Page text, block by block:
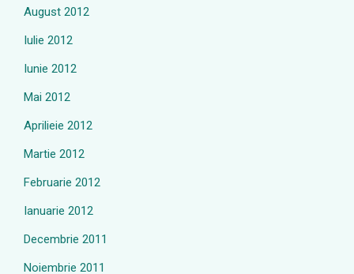
August 2012
Iulie 2012
Iunie 2012
Mai 2012
Aprilieie 2012
Martie 2012
Februarie 2012
Ianuarie 2012
Decembrie 2011
Noiembrie 2011